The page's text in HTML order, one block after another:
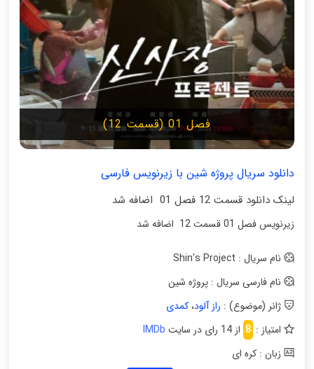
فصل 01 (قسمت 12)
دانلود سریال پروژه شین با زیرنویس فارسی
لینک دانلود قسمت 12 فصل 01 اضافه شد
زیرنویس فصل 01 قسمت 12 اضافه شد
نام سریال : Shin's Project
نام فارسی سریال : پروژه شین
ژانر (موضوع) : راز آلود،کمدی
امتیاز : 8 از 14 رای در سایت
IMDb
زبان : کره ای